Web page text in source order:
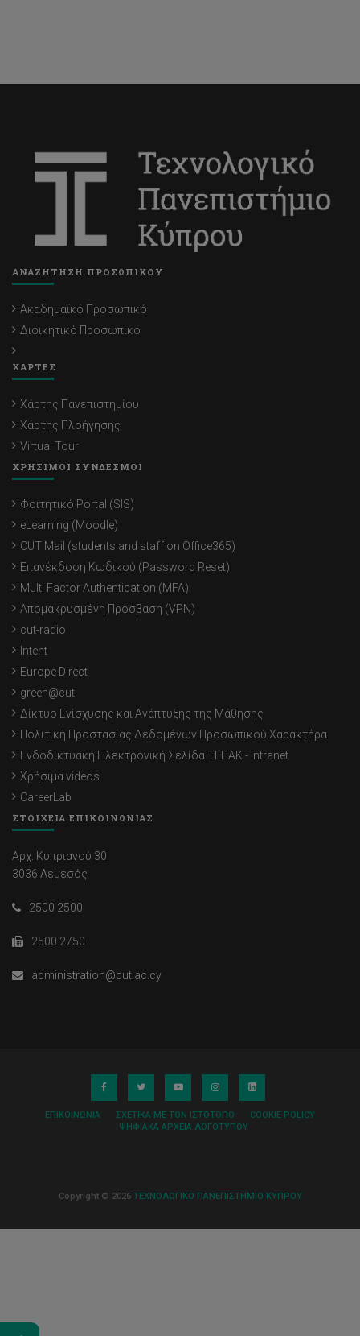
ΑΝΑΖΗΤΗΣΗ ΠΡΟΣΩΠΙΚΟΥ
Ακαδημαϊκό Προσωπικό
Διοικητικό Προσωπικό
ΧΑΡΤΕΣ
Χάρτης Πανεπιστημίου
Χάρτης Πλοήγησης
Virtual Tour
ΧΡΗΣΙΜΟΙ ΣΥΝΔΕΣΜΟΙ
Φοιτητικό Portal (SIS)
eLearning (Moodle)
CUT Mail (students and staff on Office365)
Επανέκδοση Κωδικού (Password Reset)
Multi Factor Authentication (MFA)
Απομακρυσμένη Πρόσβαση (VPN)
cut-radio
Intent
Europe Direct
green@cut
Δίκτυο Ενίσχυσης και Ανάπτυξης της Μάθησης
Πολιτική Προστασίας Δεδομένων Προσωπικού Χαρακτήρα
Ενδοδικτυακή Ηλεκτρονική Σελίδα ΤΕΠΑΚ - Intranet
Χρήσιμα videos
CareerLab
ΣΤΟΙΧΕΙΑ ΕΠΙΚΟΙΝΩΝΙΑΣ
Αρχ. Κυπριανού 30
3036 Λεμεσός
2500 2500
2500 2750
administration@cut.ac.cy
ΕΠΙΚΟΙΝΩΝΊΑ ΣΧΕΤΙΚΆ ΜΕ ΤΟΝ ΙΣΤΌΤΟΠΟ
COOKIE POLICY
ΨΗΦΙΑΚΆ ΑΡΧΕΊΑ ΛΟΓΌΤΥΠΟΥ
Copyright © 2026 ΤΕΧΝΟΛΟΓΙΚΟ ΠΑΝΕΠΙΣΤΗΜΙΟ ΚΥΠΡΟΥ